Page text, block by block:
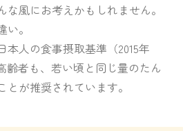
風にお考えかもしれません。
。
人の食事摂取基準（2015年
齢者も、若い頃と同じ量のたん
が推奨されています。